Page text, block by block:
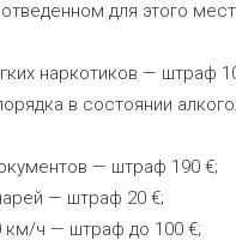
для этого
наркотиков — штраф
в состоянии
— штраф 190 €;
— штраф 20 €;
км/ч — штраф до 100 €;